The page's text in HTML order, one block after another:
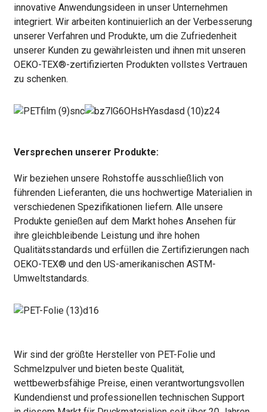
innovative Anwendungsideen in unser Unternehmen
integriert. Wir arbeiten kontinuierlich an der Verbesserung
unserer Verfahren und Produkte, um die Zufriedenheit
unserer Kunden zu gewährleisten und ihnen mit unseren
OEKO-TEX®-zertifizierten Produkten vollstes Vertrauen
zu schenken.
Versprechen unserer Produkte:
Wir beziehen unsere Rohstoffe ausschließlich von
führenden Lieferanten, die uns hochwertige Materialien in
verschiedenen Spezifikationen liefern. Alle unsere
Produkte genießen auf dem Markt hohes Ansehen für
ihre gleichbleibende Leistung und ihre hohen
Qualitätsstandards und erfüllen die Zertifizierungen nach
OEKO-TEX® und den US-amerikanischen ASTM-
Umweltstandards.
Wir sind der größte Hersteller von PET-Folie und
Schmelzpulver und bieten beste Qualität,
wettbewerbsfähige Preise, einen verantwortungsvollen
Kundendienst und professionellen technischen Support